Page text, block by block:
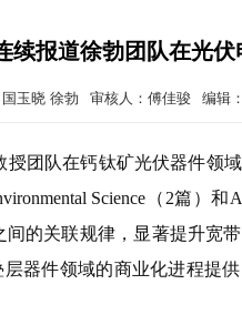
续报道徐勃团队在光
玉晓 徐勃 审核人：傅佳骏 编辑
团队在钙钛矿光伏器件领
Science（2篇）和
的关联规律，显著提升宽
器件领域的商业化进程提